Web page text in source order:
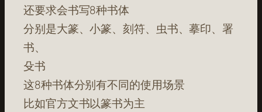
还要求会书写8种书体
分别是大篆、小篆、刻符、虫书、摹印、署
书、
殳书
这8种书体分别有不同的使用场景
比如官方文书以篆书为主